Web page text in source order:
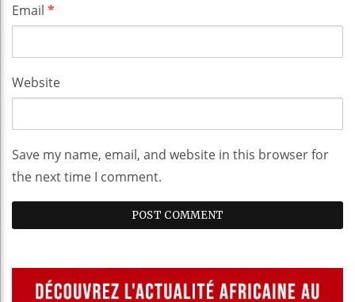
Email *
Website
Save my name, email, and website in this browser for
the next time I comment.